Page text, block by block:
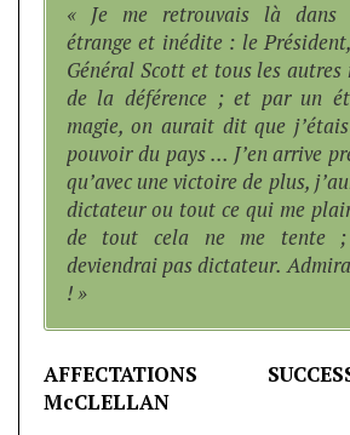
« Je me retrouvais là dans
étrange et inédite : le
Général Scott et tous les
de la déférence ; et par un
magie, on aurait dit que
pouvoir du pays … J’en arrive
qu’avec une victoire de plus,
dictateur ou tout ce qui me
de tout cela ne me tente
deviendrai pas dictateur.
! »
AFFECTATIONS
McCLELLAN